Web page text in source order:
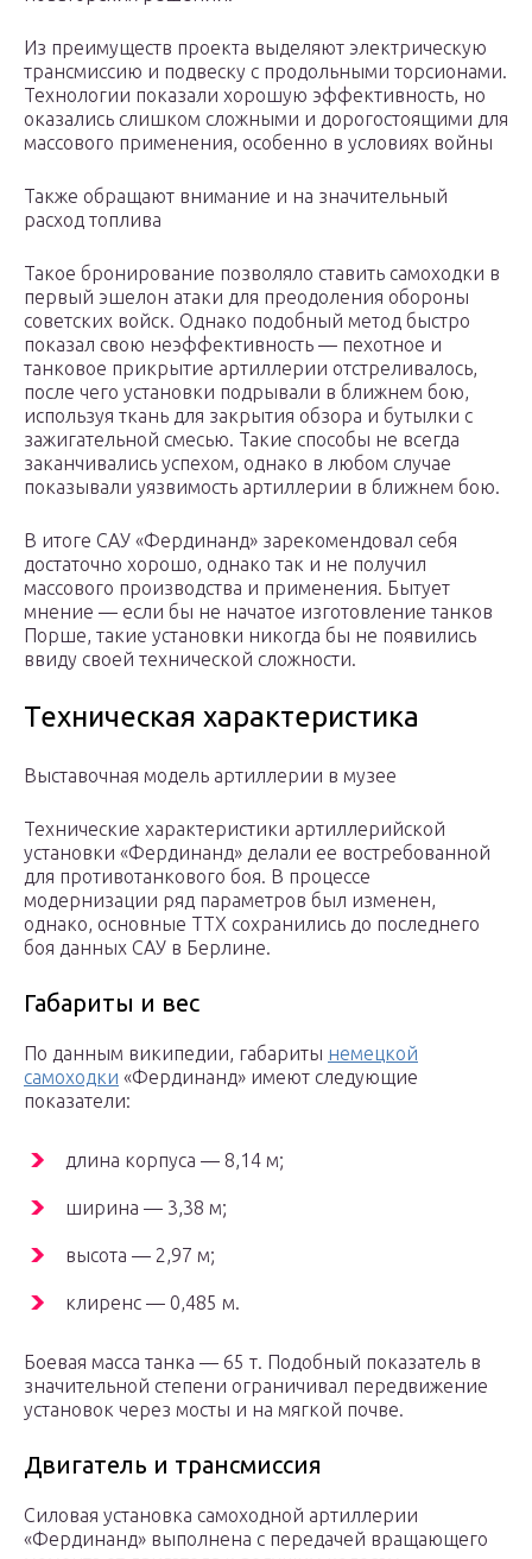
Из преимуществ проекта выделяют электрическую
трансмиссию и подвеску с продольными торсионами.
Технологии показали хорошую эффективность, но
оказались слишком сложными и дорогостоящими для
массового применения, особенно в условиях войны
Также обращают внимание и на значительный
расход топлива
Такое бронирование позволяло ставить самоходки в
первый эшелон атаки для преодоления обороны
советских войск. Однако подобный метод быстро
показал свою неэффективность — пехотное и
танковое прикрытие артиллерии отстреливалось,
после чего установки подрывали в ближнем бою,
используя ткань для закрытия обзора и бутылки с
зажигательной смесью. Такие способы не всегда
заканчивались успехом, однако в любом случае
показывали уязвимость артиллерии в ближнем бою.
В итоге САУ «Фердинанд» зарекомендовал себя
достаточно хорошо, однако так и не получил
массового производства и применения. Бытует
мнение — если бы не начатое изготовление танков
Порше, такие установки никогда бы не появились
ввиду своей технической сложности.
Техническая характеристика
Выставочная модель артиллерии в музее
Технические характеристики артиллерийской
установки «Фердинанд» делали ее востребованной
для противотанкового боя. В процессе
модернизации ряд параметров был изменен,
однако, основные ТТХ сохранились до последнего
боя данных САУ в Берлине.
Габариты и вес
По данным википедии, габариты немецкой
самоходки «Фердинанд» имеют следующие
показатели:
длина корпуса — 8,14 м;
ширина — 3,38 м;
высота — 2,97 м;
клиренс — 0,485 м.
Боевая масса танка — 65 т. Подобный показатель в
значительной степени ограничивал передвижение
установок через мосты и на мягкой почве.
Двигатель и трансмиссия
Силовая установка самоходной артиллерии
«Фердинанд» выполнена с передачей вращающего